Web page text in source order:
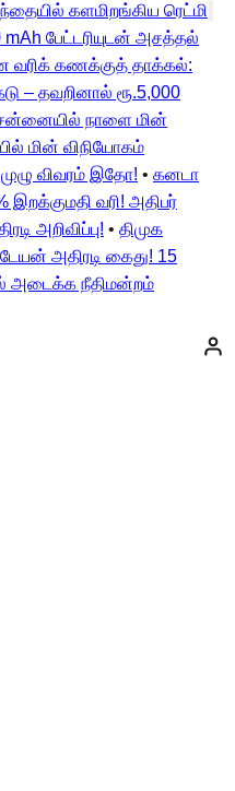
களமிறங்கிய ரெட்மி
பேட்டரியுடன் அசத்தல்
வரிக் கணக்குத் தாக்கல்:
– தவறினால் ரூ.5,000
நாளை மின்
மின் விநியோகம்
முழு விவரம் இதோ! • கனடா
இறக்குமதி வரி! அதிபர்
அறிவிப்பு! • திமுக
அதிரடி கைது! 15
அடைக்க நீதிமன்றம்